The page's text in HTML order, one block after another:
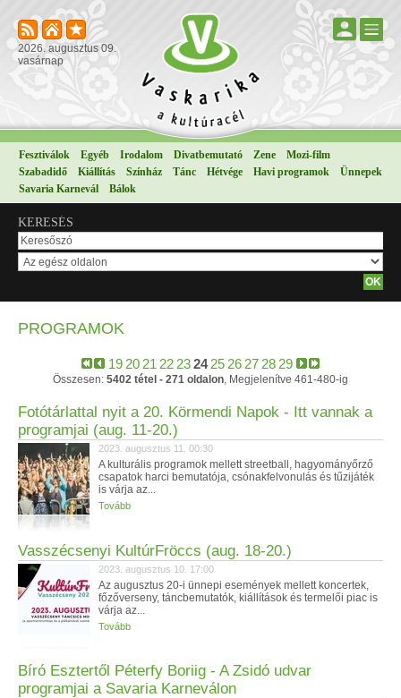
2026. augusztus 09.
vasárnap
Fesztiválok Egyéb Irodalom Divatbemutató Zene
Mozi-film
Szabadidő
Kiállítás Színház Tánc Hétvége Havi programok
Ünnepek
Savaria Karnevál
Bálok
KERESÉS
PROGRAMOK
19 20 21 22 2324 25 26 27 28 29
Összesen: 5402 tétel - 271 oldalon, Megjelenítve 461-480-ig
Fotótárlattal nyit a 20. Körmendi Napok - Itt vannak a
programjai (aug. 11-20.)
2023. augusztus 11. 00:30
A kulturális programok mellett streetball, hagyományőrző
csapatok harci bemutatója, csónakfelvonulás és tűzijáték
is várja az...
Tovább
Vasszécsenyi KultúrFröccs (aug. 18-20.)
2023. augusztus 10. 17:00
Az augusztus 20-i ünnepi események mellett koncertek,
főzőverseny, táncbemutatók, kiállítások és termelői piac is
várja az...
Tovább
Bíró Esztertől Péterfy Boriig - A Zsidó udvar
programjai a Savaria Karneválon